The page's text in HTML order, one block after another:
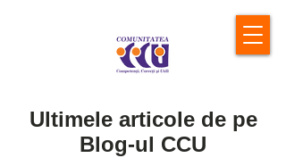
Ultimele articole de pe
Blog-ul CCU